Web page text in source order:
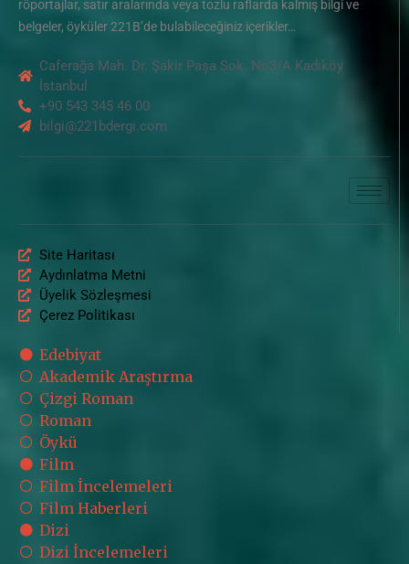
röportajlar, satır aralarında veya tozlu raflarda kalmış bilgi ve
belgeler, öyküler 221B’de bulabileceğiniz içerikler…
Caferağa Mah. Dr. Şakir Paşa Sok. No3/A Kadıköy
İstanbul
+90 543 345 46 00
bilgi@221bdergi.com
Site Haritası
Aydınlatma Metni
Üyelik Sözleşmesi
Çerez Politikası
Edebiyat
Akademik Araştırma
Çizgi Roman
Roman
Öykü
Film
Film İncelemeleri
Film Haberleri
Dizi
Dizi İncelemeleri